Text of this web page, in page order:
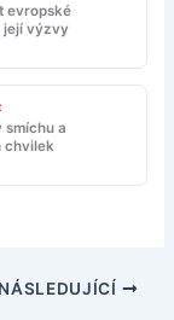
evropské
její výzvy
smíchu a
chvilek
NÁSLEDUJÍCÍ